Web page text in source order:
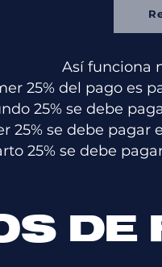
Así funciona
25% del pago es
25% se debe
25% se debe pagar
25% se debe
DE